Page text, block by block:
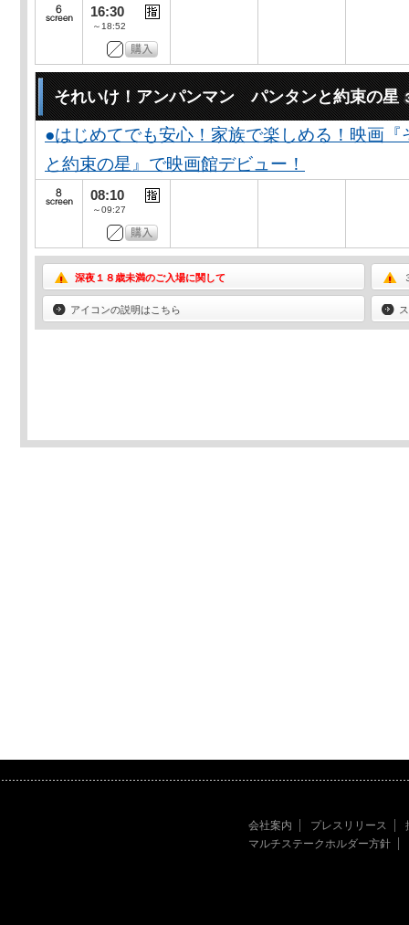
16:30
～18:52
それいけ！アンパンマン パンタンと約束の星
●はじめてでも安心！家族で楽しめる！映画
と約束の星』で映画館デビュー！
08:10
～09:27
深夜１８歳未満のご入場に関して
アイコンの説明はこちら
会社案内 プレスリリース
マルチステークホルダー方針